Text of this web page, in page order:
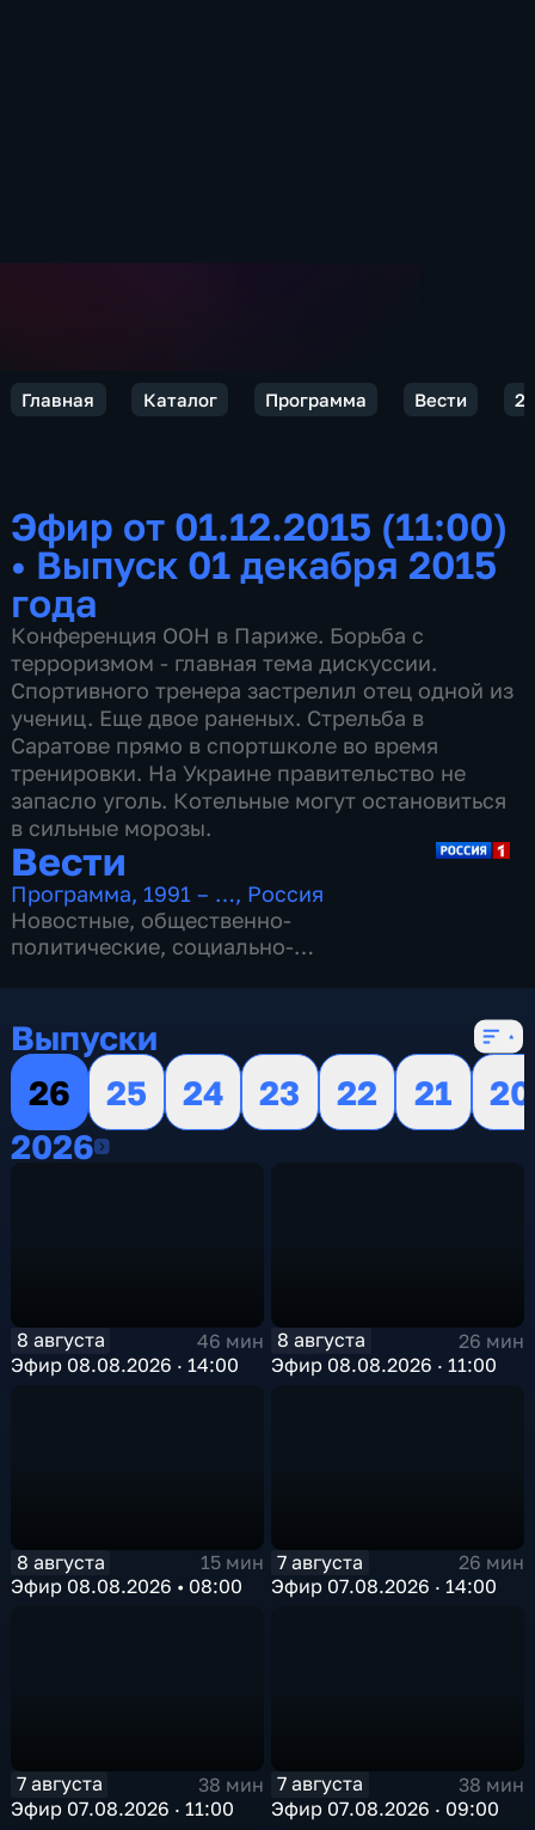
Главная Каталог Программа Вести
Эфир от 01.12.2015 (11:00)
• Выпуск 01 декабря 2015
года
Конференция ООН в Париже. Борьба с
терроризмом - главная тема дискуссии.
Спортивного тренера застрелил отец одной из
учениц. Еще двое раненых. Стрельба в
Саратове прямо в спортшколе во время
тренировки. На Украине правительство не
запасло уголь. Котельные могут остановиться
в сильные морозы.
Вести
Программа, 1991 – …, Россия
Новостные, общественно-
политические, социально-
Выпуски
26
25 24 23 22 21
20
20262026
8 августа
46 мин
Эфир 08.08.2026 · 14:00
8 августа
26 мин
Эфир 08.08.2026 · 11:00
8 августа
15 мин
Эфир 08.08.2026 • 08:00
7 августа
26 мин
Эфир 07.08.2026 · 14:00
7 августа
38 мин
Эфир 07.08.2026 · 11:00
7 августа
38 мин
Эфир 07.08.2026 · 09:00